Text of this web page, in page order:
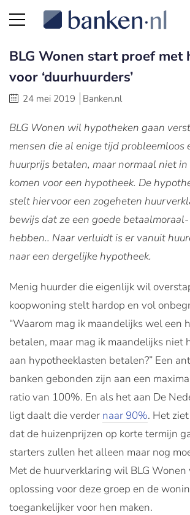
BLG Wonen start proef met
voor ‘duurhuurders’
24 mei 2019 Banken.nl
BLG Wonen wil hypotheken gaan
mensen die al enige tijd probleemloos
huurprijs betalen, maar normaal niet
komen voor een hypotheek. De
stelt hiervoor een zogeheten
bewijs dat ze een goede
hebben.. Naar verluidt is er vanuit
naar een dergelijke hypotheek.
Menig huurder die eigenlijk wil
koopwoning stelt hardop en vol
“Waarom mag ik maandelijks wel een
betalen, maar mag ik maandelijks niet
aan hypotheeklasten betalen?” Een
banken gebonden zijn aan een
ratio van 100%. En als het aan De
ligt daalt die verder naar 90%. Het
dat de huizenprijzen op korte termijn
starters zullen het alleen maar nog
Met de huurverklaring wil BLG Wonen
oplossing voor deze groep en de
toegankelijker voor hen maken.